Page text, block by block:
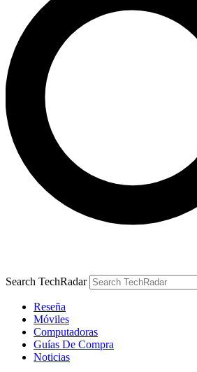
Search TechRadar
Reseña
Móviles
Computadoras
Guías De Compra
Noticias